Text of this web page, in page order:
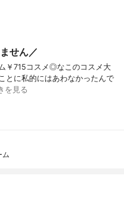
せん／
￥715コスメ◎なこのコスメ大
とに私的にはあわなかったんで
を見る
ム